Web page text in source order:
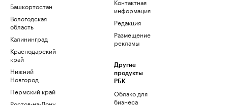
Башкортостан
Вологодская
область
Калининград
Краснодарский
край
Нижний
Новгород
Пермский край
информация
Редакция
Размещение
рекламы
Другие
продукты
РБК
Облако для
бизнеса